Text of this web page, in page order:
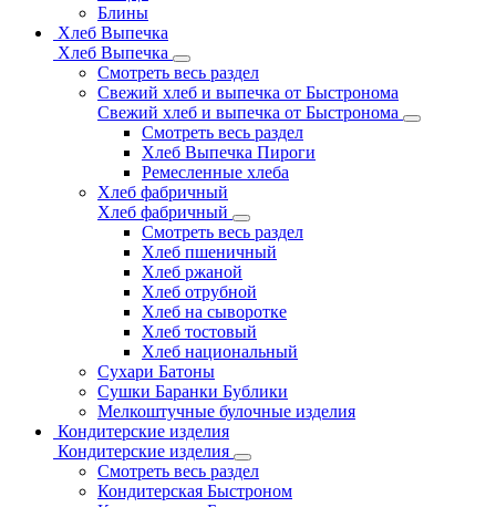
Блины
Хлеб Выпечка
Хлеб Выпечка
Смотреть весь раздел
Свежий хлеб и выпечка от Быстронома
Свежий хлеб и выпечка от Быстронома
Смотреть весь раздел
Хлеб Выпечка Пироги
Ремесленные хлеба
Хлеб фабричный
Хлеб фабричный
Смотреть весь раздел
Хлеб пшеничный
Хлеб ржаной
Хлеб отрубной
Хлеб на сыворотке
Хлеб тостовый
Хлеб национальный
Сухари Батоны
Сушки Баранки Бублики
Мелкоштучные булочные изделия
Кондитерские изделия
Кондитерские изделия
Смотреть весь раздел
Кондитерская Быстроном